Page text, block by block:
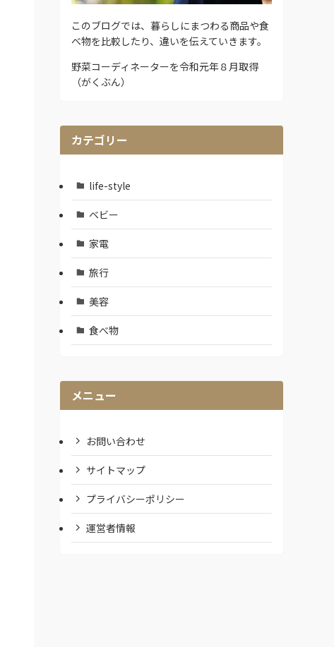
このブログでは、暮らしにまつわる商品や食
べ物を比較したり、違いを伝えていきます。
野菜コーディネーターを令和元年８月取得
（がくぶん）
カテゴリー
life-style
ベビー
家電
旅行
美容
食べ物
メニュー
お問い合わせ
サイトマップ
プライバシーポリシー
運営者情報